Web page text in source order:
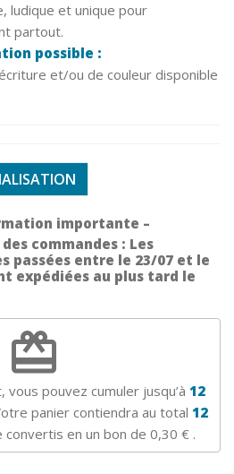
ludique et unique pour
partout.
possible :
et/ou de couleur disponible
importante –
commandes : Les
passées entre le 23/07 et le
expédiées au plus tard le
redeem
vous pouvez cumuler jusqu’à 12
panier contiendra au total 12
en un bon de 0,30 €.